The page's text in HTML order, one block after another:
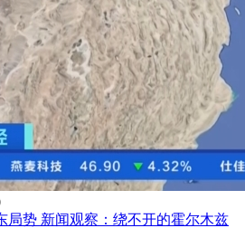
局势 新闻观察：绕不开的霍尔木兹